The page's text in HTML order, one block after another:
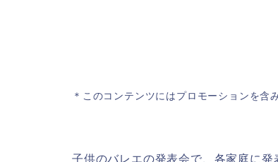
＊このコンテンツにはプロモーションを含
子供のバレエの発表会で、各家庭に発